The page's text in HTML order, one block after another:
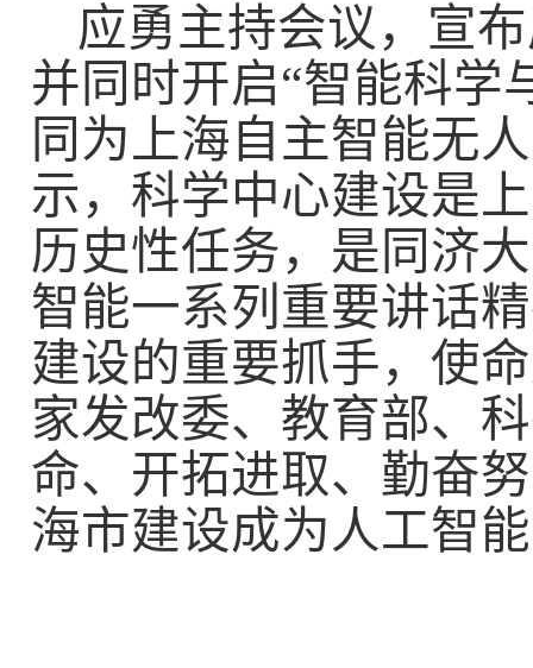
应勇主持会议，宣
并同时开启“智能科学
同为上海自主智能无
示，科学中心建设是
历史性任务，是同济
智能一系列重要讲话
建设的重要抓手，使
家发改委、教育部、
命、开拓进取、勤奋
海市建设成为人工智